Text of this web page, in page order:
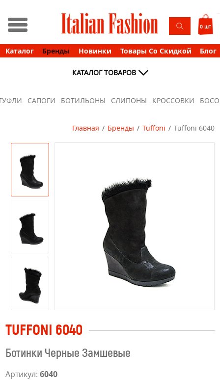
Каталог Бренды Новинки Товары Со Скидкой Блог
0 шт
КАТАЛОГ ТОВАРОВ
САПОГИ БОТИЛЬОНЫ СЛИПОНЫ КРОССОВКИ
Главная Бренды Tuffoni Tuffoni 6040
TUFFONI 6040
Ботинки Черные Замшевые
Артикул: 6040